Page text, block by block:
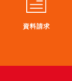
資料請求